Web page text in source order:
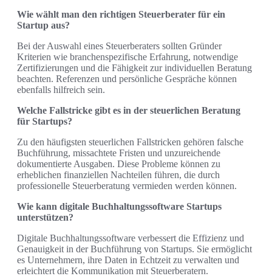
Wie wählt man den richtigen Steuerberater für ein
Startup aus?
Bei der Auswahl eines Steuerberaters sollten Gründer
Kriterien wie branchenspezifische Erfahrung, notwendige
Zertifizierungen und die Fähigkeit zur individuellen Beratung
beachten. Referenzen und persönliche Gespräche können
ebenfalls hilfreich sein.
Welche Fallstricke gibt es in der steuerlichen Beratung
für Startups?
Zu den häufigsten steuerlichen Fallstricken gehören falsche
Buchführung, missachtete Fristen und unzureichende
dokumentierte Ausgaben. Diese Probleme können zu
erheblichen finanziellen Nachteilen führen, die durch
professionelle Steuerberatung vermieden werden können.
Wie kann digitale Buchhaltungssoftware Startups
unterstützen?
Digitale Buchhaltungssoftware verbessert die Effizienz und
Genauigkeit in der Buchführung von Startups. Sie ermöglicht
es Unternehmern, ihre Daten in Echtzeit zu verwalten und
erleichtert die Kommunikation mit Steuerberatern.